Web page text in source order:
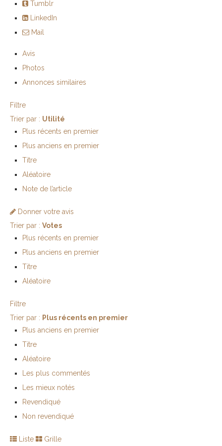
Tumblr
LinkedIn
Mail
Avis
Photos
Annonces similaires
Filtre
Trier par : Utilité
Plus récents en premier
Plus anciens en premier
Titre
Aléatoire
Note de l’article
Donner votre avis
Trier par : Votes
Plus récents en premier
Plus anciens en premier
Titre
Aléatoire
Filtre
Trier par : Plus récents en premier
Plus anciens en premier
Titre
Aléatoire
Les plus commentés
Les mieux notés
Revendiqué
Non revendiqué
Liste Grille